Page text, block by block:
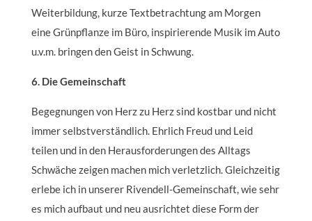
Weiterbildung, kurze Textbetrachtung am Morgen
eine Grünpflanze im Büro, inspirierende Musik im Auto
u.v.m. bringen den Geist in Schwung.
6. Die Gemeinschaft
Begegnungen von Herz zu Herz sind kostbar und nicht
immer selbstverständlich. Ehrlich Freud und Leid
teilen und in den Herausforderungen des Alltags
Schwäche zeigen machen mich verletzlich. Gleichzeitig
erlebe ich in unserer Rivendell-Gemeinschaft, wie sehr
es mich aufbaut und neu ausrichtet diese Form der